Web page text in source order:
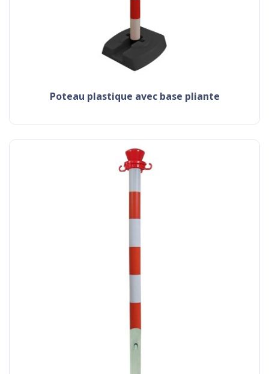
poteau plastique avec base pliante